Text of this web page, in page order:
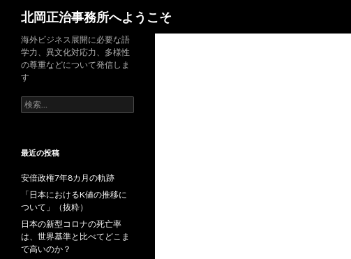
北岡正治事務所へようこそ
海外ビジネス展開に必要な語
学力、異文化対応力、多様性
の尊重などについて発信しま
す
検
索:
最近の投稿
安倍政権7年8カ月の軌跡
「日本におけるK値の推移に
ついて」（抜粋）
日本の新型コロナの死亡率
は、世界基準と比べてどこま
で高いのか？